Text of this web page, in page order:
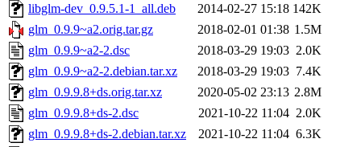
libglm-dev_0.9.5.1-1_all.deb
2014-02-27 15:18 142K
glm_0.9.9~a2.orig.tar.gz
2018-02-01 01:38 1.5M
glm_0.9.9~a2-2.dsc
2018-03-29 19:03 2.0K
glm_0.9.9~a2-2.debian.tar.xz
2018-03-29 19:03 7.4K
glm_0.9.9.8+ds.orig.tar.xz
2020-05-02 23:13 2.8M
glm_0.9.9.8+ds-2.dsc
2021-10-22 11:04 2.0K
glm_0.9.9.8+ds-2.debian.tar.xz
2021-10-22 11:04 6.3K